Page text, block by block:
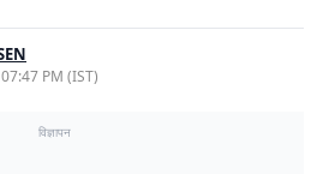
PM (IST)
विज्ञापन